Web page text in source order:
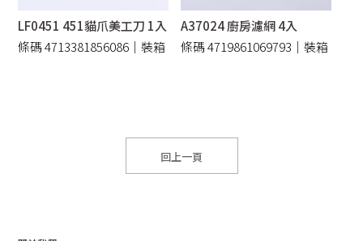
LF0451 451貓爪美工刀 1入
條碼 4713381856086｜裝箱
A37024 廚房濾網 4入
條碼 4719861069793｜裝箱
回上一頁